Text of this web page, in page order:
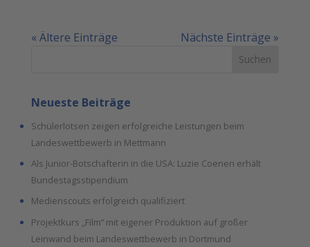
« Ältere Einträge Nächste Einträge »
Suchen
Neueste Beiträge
Schülerlotsen zeigen erfolgreiche Leistungen beim
Landeswettbewerb in Mettmann
Als Junior-Botschafterin in die USA: Luzie Coenen erhält
Bundestagsstipendium
Medienscouts erfolgreich qualifiziert
Projektkurs „Film“ mit eigener Produktion auf großer
Leinwand beim Landeswettbewerb in Dortmund